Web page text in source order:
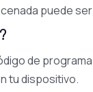
puede
de
tu dispositivo.